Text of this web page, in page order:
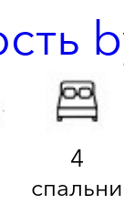
4
спальни